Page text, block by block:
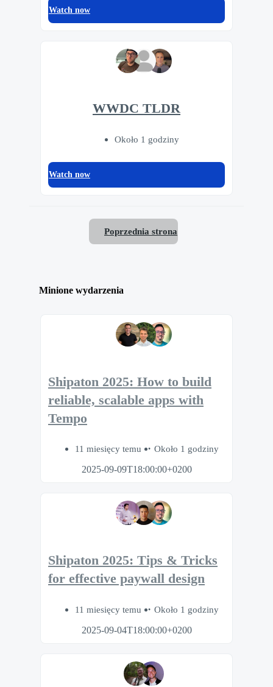
Watch now
WWDC TLDR
Około 1 godziny
Watch now
Poprzednia strona
Minione wydarzenia
Shipaton 2025: How to build
reliable, scalable apps with
Tempo
11 miesięcy temu
Około 1 godziny
2025-09-09T18:00:00+0200
Shipaton 2025: Tips & Tricks
for effective paywall design
11 miesięcy temu
Około 1 godziny
2025-09-04T18:00:00+0200